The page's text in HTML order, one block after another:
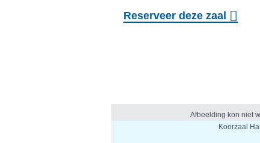
Reserveer deze zaal